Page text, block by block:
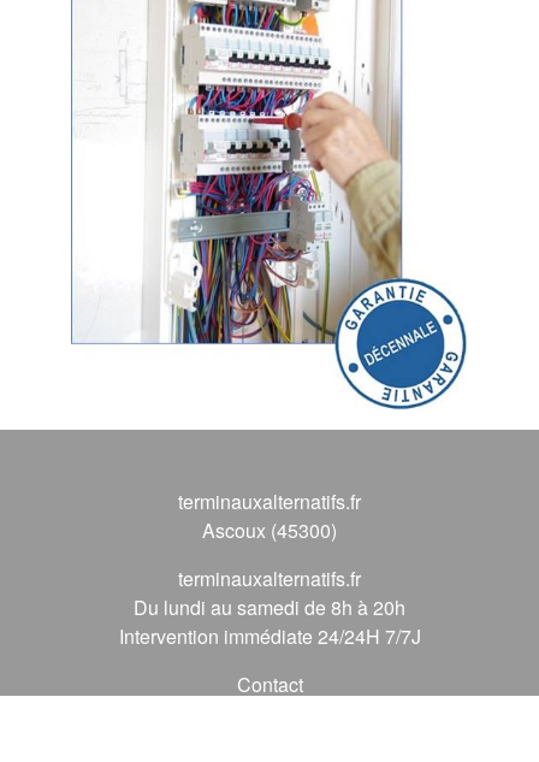
terminauxalternatifs.fr
Ascoux (45300)
terminauxalternatifs.fr
Du lundi au samedi de 8h à 20h
Intervention immédiate 24/24H 7/7J
Contact